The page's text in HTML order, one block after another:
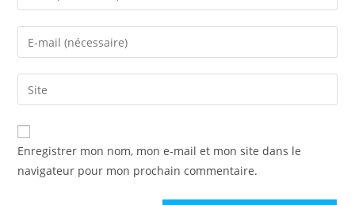
Enregistrer mon nom, mon e-mail et mon site dans le
navigateur pour mon prochain commentaire.